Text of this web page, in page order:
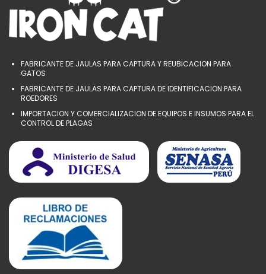
FABRICANTE DE JAULAS PARA CAPTURA Y REUBICACION PARA
GATOS
FABRICANTE DE JAULAS PARA CAPTURA DE IDENTIFICACION PARA
ROEDORES
IMPORTACION Y COMERCIALIZACION DE EQUIPOS E INSUMOS PARA EL
CONTROL DE PLAGAS